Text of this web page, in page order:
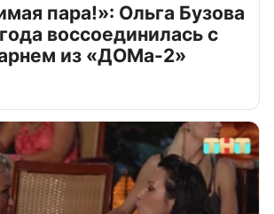
пара!»: Ольга Бузова
воссоединилась с
из «ДОМа-2»